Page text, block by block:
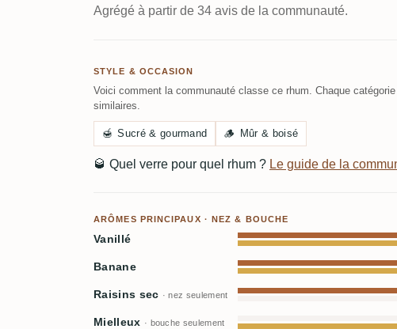
Agrégé à partir de 34 avis de la communauté.
STYLE & OCCASION
Voici comment la communauté classe ce rhum. Chaque
similaires.
🍯 Sucré & gourmand 🪵 Mûr & boisé
🥃 Quel verre pour quel rhum ? Le guide de la
ARÔMES PRINCIPAUX · NEZ & BOUCHE
Vanillé
Banane
Raisins sec · nez seulement
Mielleux · bouche seulement